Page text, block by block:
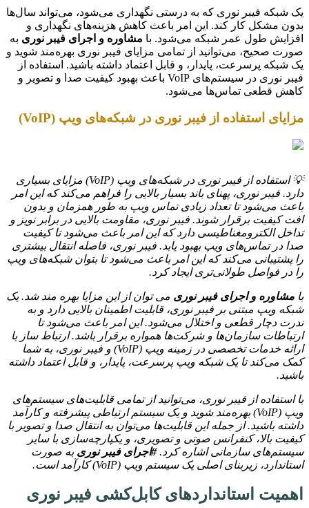
یک شبکه فیبر نوری که به درستی نگهداری می‌شود، می‌تواند سال‌ها
بدون مشکل کار کند. این امر باعث کاهش هزینه‌های نگهداری و
افزایش طول عمر شبکه می‌شود. با مشاوره و اجرای فیبر نوری به
صورت صحیح، می‌توانید از تمامی مزایای فیبر نوری بهره‌مند شوید و
یک شبکه پرسرعت، پایدار، و قابل اعتماد داشته باشید. استفاده از
فیبر نوری در سیستم‌های VoIP باعث بهبود کیفیت صدا و تصویر و
کاهش قطعی تماس‌ها می‌شود.
مزایای استفاده از فیبر نوری در شبکه‌های ویپ (VoIP)
💡 استفاده از فیبر نوری در شبکه‌های ویپ (VoIP) مزایای بسیاری
دارد. فیبر نوری، پهنای باند بسیار بالایی را فراهم می‌کند که این امر
باعث می‌شود تا تعداد زیادی تماس ویپ به طور همزمان و بدون
افت کیفیت برقرار شوند. فیبر نوری، مقاومت بالایی در برابر نویز و
تداخل الکترومغناطیسی دارد که این امر باعث می‌شود تا کیفیت
صدا در تماس‌های ویپ بهبود یابد. فیبر نوری، فاصله انتقال بیشتری
را پشتیبانی می‌کند که این امر باعث می‌شود تا بتوان شبکه‌های ویپ
را در فواصل طولانی‌تری ایجاد کرد.
با مشاوره و اجرای فیبر نوری می توان از این مزایا بهره مند شد. یک
شبکه ویپ مبتنی بر فیبر نوری، قابلیت اطمینان بالایی دارد و به
ندرت دچار قطعی و اختلال می‌شود. این امر باعث می‌شود تا
ارتباطات سازمان‌ها و شرکت‌ها همواره برقرار باشد. ارتباط ساز با
ارائه خدمات تخصصی در زمینه ویپ (VoIP) و فیبر نوری، به شما
کمک می‌کند تا یک شبکه ویپ پرسرعت، پایدار، و قابل اعتماد داشته
باشید.
با استفاده از فیبر نوری، می‌توانید از تمامی قابلیت‌های سیستم‌های
ویپ (VoIP) بهره‌مند شوید و یک سیستم ارتباطی پیشرفته و کارآمد
داشته باشید. از جمله این قابلیت‌ها می‌توان به انتقال صدا و تصویر با
کیفیت بالا، کنفرانس صوتی و تصویری، و یکپارچه‌سازی با سایر
سیستم‌های سازمانی اشاره کرد.#اجرای فیبر نوری به صورت
استاندارد، زیربنای اصلی یک سیستم ویپ (VoIP) کارآمد است.
اهمیت استانداردهای کابل‌کشی فیبر نوری